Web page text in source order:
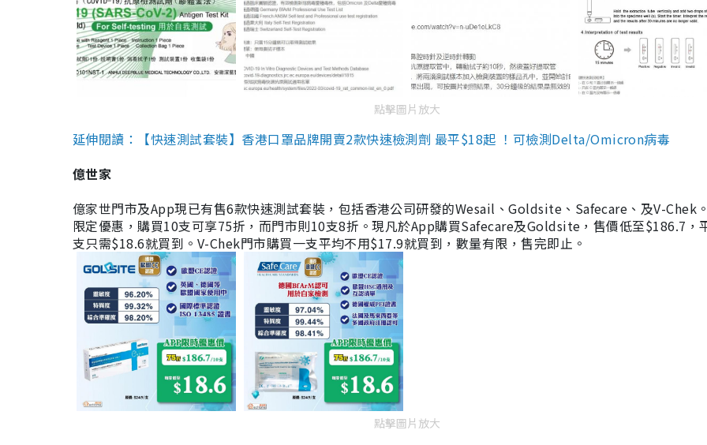
點擊圖片放大
延伸閱讀：【快速測試套裝】香港口罩品牌開賣2款快速檢測劑 最平$18起 ！可檢測Delta/Omicron病毒
億世家
億家世門市及App現已有售6款快速測試套裝，包括香港公司研發的Wesail、Goldsite、Safecare、及V-Chek
限定優惠，購買10支可享75折，而門市則10支8折。現凡於App購買Safecare及Goldsite，售價低至$186.7，
支只需$18.6就買到。V-Chek門市購買一支平均不用$17.9就買到，數量有限，售完即止。
點擊圖片放大